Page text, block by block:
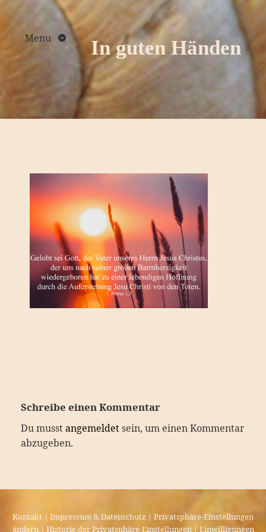
Skip
to
contentMenu In guten Händen
Schreibe einen Kommentar
Du musstangemeldetsein, um einen Kommentar
abzugeben.
Kontakt | Impressum & Datenschutz | Privatsphäre-Einstellungen
ändern| Historie der Privatsphäre-Einstellungen| Einwilligungen